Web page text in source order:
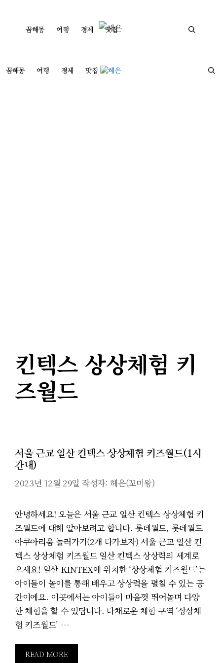
꿈해몽 여행 경제 맛집
꿈해몽 여행 경제 맛집
킨텍스 상상체험 키
즈월드
서울 근교 일산 킨텍스 상상체험 키즈월드(1시
간내)
2023년 12월 29일 작성자: 헤은(꼬미왕)
안녕하세요! 오늘은 서울 근교 일산 킨텍스 상상체험 키
즈월드에 대해 알아보려고 합니다. 롯데월드, 롯데월드
아쿠아리움 놀러가기(2개 다가보자) 서울 근교 일산 킨
텍스 상상체험 키즈월드 일산 킨텍스 상상력의 세계로
오세요! 일산 KINTEX에 위치한 ‘상상체험 키즈월드’는
아이들이 놀이를 통해 배우고 상상력을 펼칠 수 있는 공
간이에요. 이곳에서는 아이들이 마음껏 뛰어놀며 다양
한 체험을 할 수 있답니다. 다채로운 체험 구역 ‘상상체
험 키즈월드’ …
READ MORE